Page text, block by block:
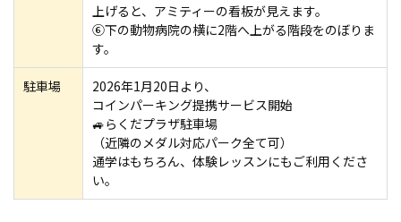
上げると、アミティーの看板が見えます。
⑥下の動物病院の横に2階へ上がる階段をのぼりま
す。
駐車場
2026年1月20日より、
コインパーキング提携サービス開始
🚙らくだプラザ駐車場
（近隣のメダル対応パーク全て可）
通学はもちろん、体験レッスンにもご利用くださ
い。